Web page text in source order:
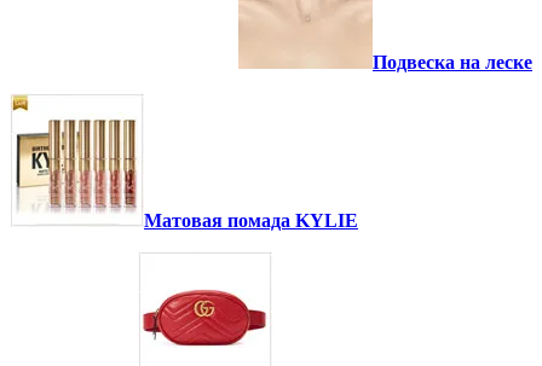
Подвеска на леске
Матовая помада KYLIE